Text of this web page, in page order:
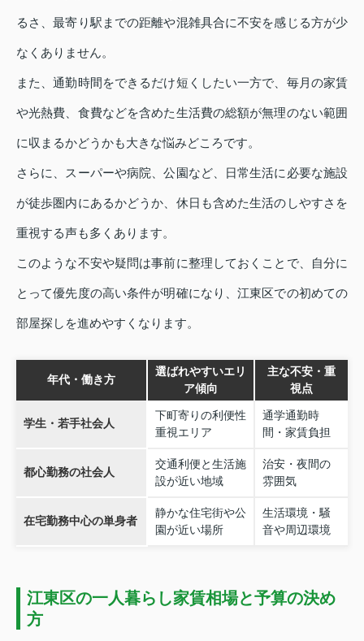
るさ、最寄り駅までの距離や混雑具合に不安を感じる方が少
なくありません。
また、通勤時間をできるだけ短くしたい一方で、毎月の家賃
や光熱費、食費などを含めた生活費の総額が無理のない範囲
に収まるかどうかも大きな悩みどころです。
さらに、スーパーや病院、公園など、日常生活に必要な施設
が徒歩圏内にあるかどうか、休日も含めた生活のしやすさを
重視する声も多くあります。
このような不安や疑問は事前に整理しておくことで、自分に
とって優先度の高い条件が明確になり、江東区での初めての
部屋探しを進めやすくなります。
年代・働き方
選ばれやすいエリ
ア傾向
主な不安・重
視点
学生・若手社会人
下町寄りの利便性
重視エリア
通学通勤時
間・家賃負担
都心勤務の社会人
交通利便と生活施
設が近い地域
治安・夜間の
雰囲気
在宅勤務中心の単身者
静かな住宅街や公
園が近い場所
生活環境・騒
音や周辺環境
江東区の一人暮らし家賃相場と予算の決め
方